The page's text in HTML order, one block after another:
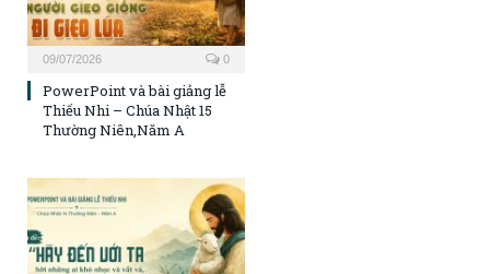
09/07/2026 0
PowerPoint và bài giảng lễ
Thiếu Nhi – Chúa Nhật 15
Thường Niên,Năm A